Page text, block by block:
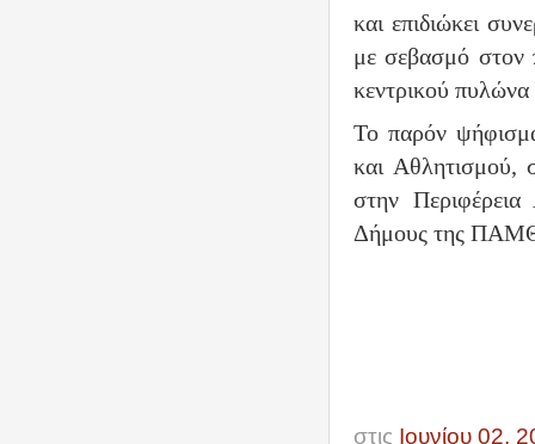
και επιδιώκει
με σεβασμό στον
κεντρικού
Το παρόν
και Αθλητισμού,
στην
Δήμους της
στις Ιουνίου 02,